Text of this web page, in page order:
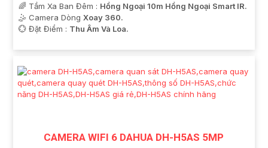
🌈 Tầm Xa Ban Đêm : Hồng Ngoại 10m Hồng Ngoại Smart IR.
🤹 Camera Dòng Xoay 360.
️💮 Đặt Điểm : Thu Âm Và Loa.
CAMERA WIFI 6 DAHUA DH-H5AS 5MP